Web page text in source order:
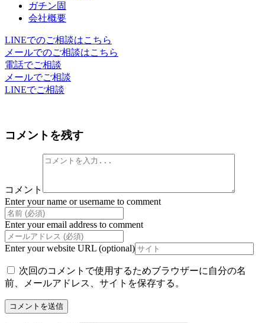
ガチン固
会社概要
LINEでのご相談はこちら
メールでのご相談はこちら
電話でご相談
メールでご相談
LINEでご相談
コメントを残す
コメント
Enter your name or username to comment
Enter your email address to comment
Enter your website URL (optional)
次回のコメントで使用するためブラウザーに自分の名
前、メールアドレス、サイトを保存する。